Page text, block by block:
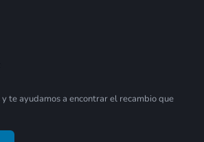
te ayudamos a encontrar el recambio que